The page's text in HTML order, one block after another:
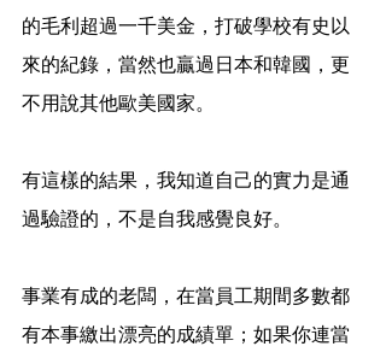
的毛利超過一千美金，打破學校有史以
來的紀錄，當然也贏過日本和韓國，更
不用說其他歐美國家。
有這樣的結果，我知道自己的實力是通
過驗證的，不是自我感覺良好。
事業有成的老闆，在當員工期間多數都
有本事繳出漂亮的成績單；如果你連當